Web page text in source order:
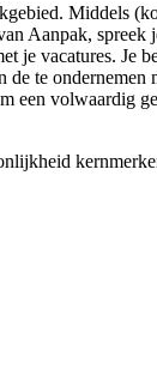
Middels
Aanpak, spreek
je vacatures. Je
te ondernemen
een volwaardig